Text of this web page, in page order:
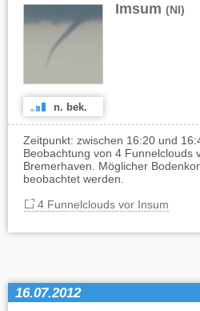
Imsum (NI)
n. bek.
Zeitpunkt: zwischen 16:20 und
Beobachtung von 4 Funnelclouds
Bremerhaven. Möglicher
beobachtet werden.
4 Funnelclouds vor Insum
16.07.2012